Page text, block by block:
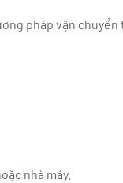
pháp vận
nhà máy.